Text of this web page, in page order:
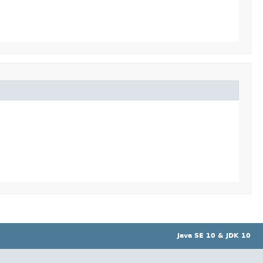
Java SE 10 & JDK 10